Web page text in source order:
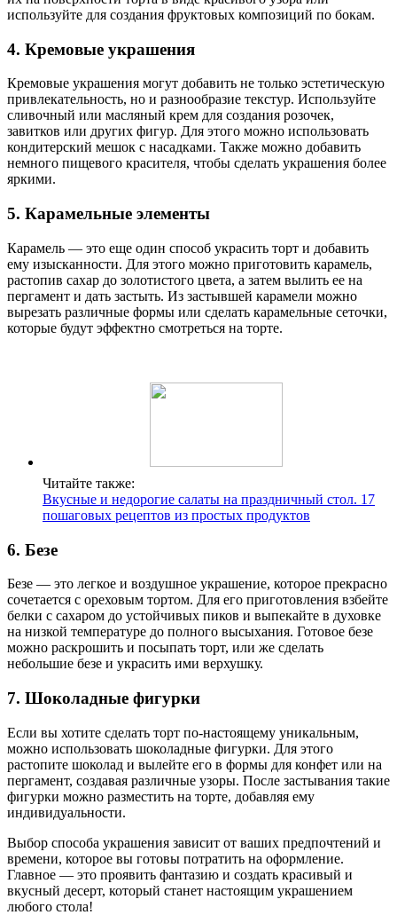
используйте для создания фруктовых композиций по бокам.
4. Кремовые украшения
Кремовые украшения могут добавить не только эстетическую
привлекательность, но и разнообразие текстур. Используйте
сливочный или масляный крем для создания розочек,
завитков или других фигур. Для этого можно использовать
кондитерский мешок с насадками. Также можно добавить
немного пищевого красителя, чтобы сделать украшения более
яркими.
5. Карамельные элементы
Карамель — это еще один способ украсить торт и добавить
ему изысканности. Для этого можно приготовить карамель,
растопив сахар до золотистого цвета, а затем вылить ее на
пергамент и дать застыть. Из застывшей карамели можно
вырезать различные формы или сделать карамельные сеточки,
которые будут эффектно смотреться на торте.
Читайте также:
Вкусные и недорогие салаты на праздничный стол. 17
пошаговых рецептов из простых продуктов
6. Безе
Безе — это легкое и воздушное украшение, которое прекрасно
сочетается с ореховым тортом. Для его приготовления взбейте
белки с сахаром до устойчивых пиков и выпекайте в духовке
на низкой температуре до полного высыхания. Готовое безе
можно раскрошить и посыпать торт, или же сделать
небольшие безе и украсить ими верхушку.
7. Шоколадные фигурки
Если вы хотите сделать торт по-настоящему уникальным,
можно использовать шоколадные фигурки. Для этого
растопите шоколад и вылейте его в формы для конфет или на
пергамент, создавая различные узоры. После застывания такие
фигурки можно разместить на торте, добавляя ему
индивидуальности.
Выбор способа украшения зависит от ваших предпочтений и
времени, которое вы готовы потратить на оформление.
Главное — это проявить фантазию и создать красивый и
вкусный десерт, который станет настоящим украшением
любого стола!